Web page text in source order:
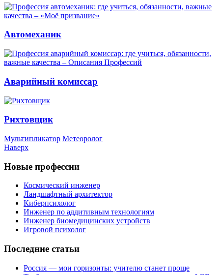
Автомеханик
Аварийный комиссар
Рихтовщик
Мультипликатор Метеоролог
Наверх
Новые профессии
Космический инженер
Ландшафтный архитектор
Киберпсихолог
Инженер по аддитивным технологиям
Инженер биомедицинских устройств
Игровой психолог
Последние статьи
Россия — мои горизонты: учителю станет проще